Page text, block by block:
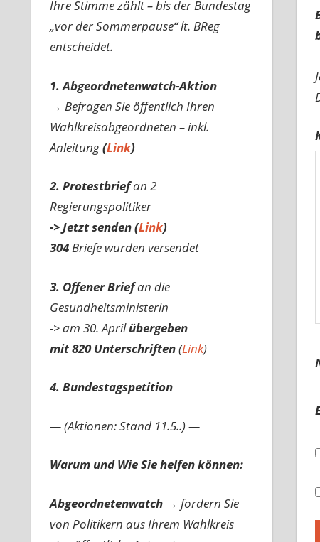
Ihre Stimme zählt – bis der Bundestag
„vor der Sommerpause“ lt. BReg
entscheidet.
1. Abgeordnetenwatch-Aktion
→ Befragen Sie öffentlich Ihren
Wahlkreisabgeordneten – inkl.
Anleitung(Link)
2. Protestbriefan 2
Regierungspolitiker
-> Jetzt senden (Link)
304Briefe wurden versendet
3. Offener Briefan die
Gesundheitsministerin
-> am 30. Aprilübergeben
mit 820 Unterschriften(Link)
4. Bundestagspetition
— (Aktionen: Stand 11.5..) —
Warum und Wie Sie helfen können:
Abgeordnetenwatch → fordern Sie
von Politikern aus Ihrem Wahlkreis